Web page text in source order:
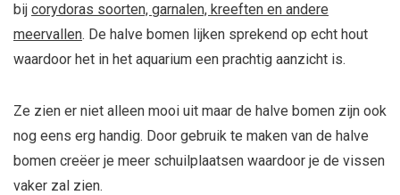
bij corydoras soorten, garnalen, kreeften en andere
meervallen. De halve bomen lijken sprekend op echt hout
waardoor het in het aquarium een prachtig aanzicht is.
Ze zien er niet alleen mooi uit maar de halve bomen zijn ook
nog eens erg handig. Door gebruik te maken van de halve
bomen creëer je meer schuilplaatsen waardoor je de vissen
vaker zal zien.